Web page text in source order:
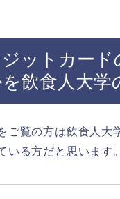
ットカー
飲食人大学
ご覧の方は飲食人
いる方だと思います